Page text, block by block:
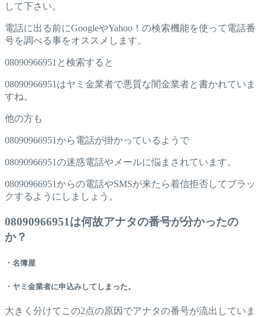
して下さい。
電話に出る前にGoogleやYahoo！の検索機能を使って電話番
号を調べる事をオススメします。
08090966951と検索すると
08090966951はヤミ金業者で悪質な闇金業者と書かれていま
すね。
他の方も
08090966951から電話が掛かっているようで
08090966951の迷惑電話やメールに悩まされています。
08090966951からの電話やSMSが来たら着信拒否してブラッ
クするようにしましょう。
08090966951は何故アナタの番号が分かったの
か？
・名簿屋
・ヤミ金業者に申込みしてしまった。
大きく分けてこの2点の原因でアナタの番号が流出していま